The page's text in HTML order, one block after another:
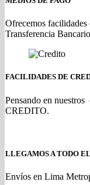
Ofrecemos facilidades
Transferencia
FACILIDADES DE
Pensando en
CREDITO.
LLEGAMOS A TODO
Envíos en Lima